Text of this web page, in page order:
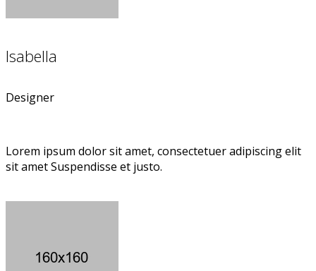
Isabella
Designer
Lorem ipsum dolor sit amet, consectetuer adipiscing elit
sit amet Suspendisse et justo.